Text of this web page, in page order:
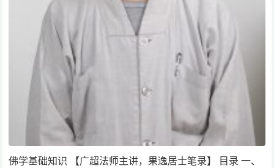
佛学基础知识 【广超法师主讲，果逸居士笔录】 目录 一、